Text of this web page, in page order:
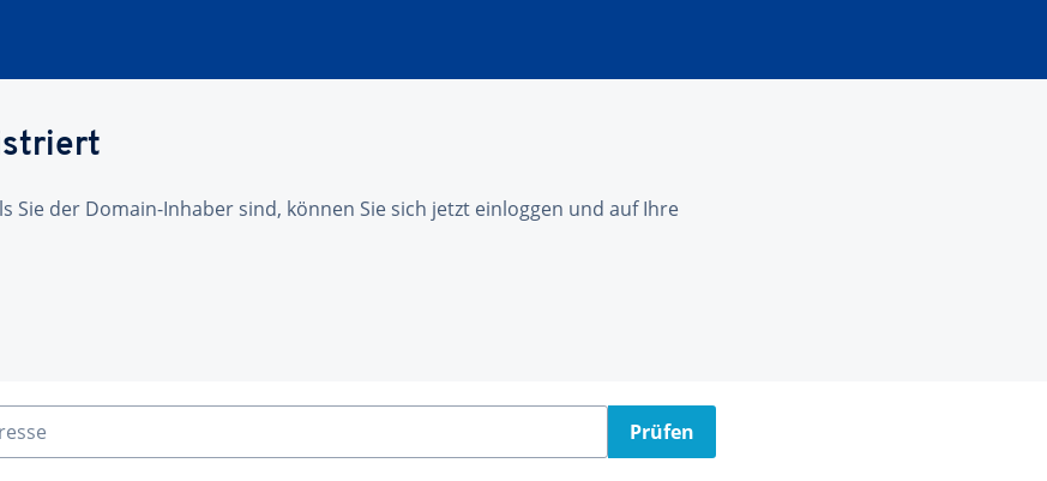
Sie der Domain-Inhaber sind, können Sie sich jetzt einloggen und auf Ihre
Prüfen